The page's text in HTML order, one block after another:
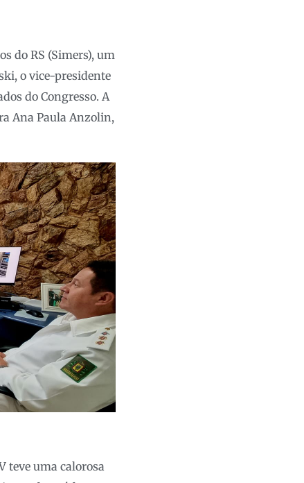
do RS (Simers), um
o vice-presidente
do Congresso. A
Ana Paula Anzolin,
teve uma calorosa